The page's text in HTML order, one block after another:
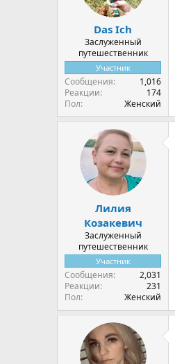
Das Ich
Заслуженный
путешественник
Участник
Сообщения
1,016
Реакции
174
Пол
Женский
Лилия
Козакевич
Заслуженный
путешественник
Участник
Сообщения
2,031
Реакции
231
Пол
Женский